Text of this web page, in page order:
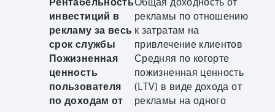
инвестиций в
рекламу за весь
срок службы
рекламы по отношению
к затратам на
привлечение клиентов
Пожизненная
ценность
пользователя
по доходам от
Средняя по когорте
пожизненная ценность
(LTV) в виде дохода от
рекламы на одного